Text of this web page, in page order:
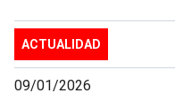
ACTUALIDAD
09/01/2026